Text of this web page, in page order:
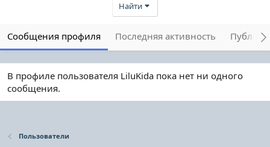
Найти
Сообщения профиля Последняя активность
В профиле пользователя LiluKida пока нет ни одного
сообщения.
Пользователи